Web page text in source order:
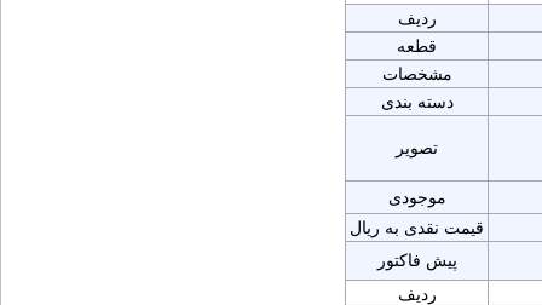
ردیف
قطعه
مشخصات
دسته بندی
تصویر
موجودی
قیمت نقدی به ریال
پیش فاکتور
ردیف